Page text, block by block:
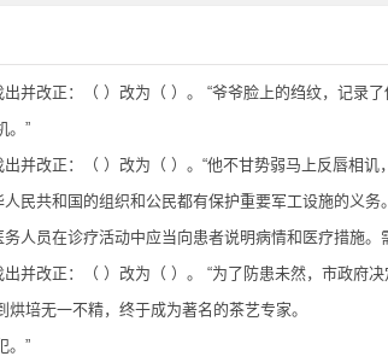
并改正：（ ）改为（ ）。 “爷爷脸上的绉纹，记录
。”
并改正：（ ）改为（ ）。“他不甘势弱马上反唇相讥
国的组织和公民都有保护重要军工设施的义务。禁止任何组织
措施。需要实施手术，或者开展临床试验等存在一定危险性、可能产生不良后果的特殊检查、特殊治疗的，医务人员
）改为（ ）。 “为了防患未然，市政府决定在雨季来临前，疏竣市
培无一不精，终于成为著名的茶艺专家。
。”